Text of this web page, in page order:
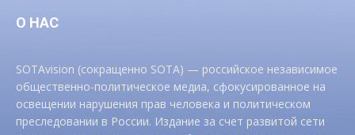
О НАС
SOTAvision (сокращенно SOTA) — российское независимое
общественно-политическое медиа, сфокусированное на
освещении нарушения прав человека и политическом
преследовании в России. Издание за счет развитой сети